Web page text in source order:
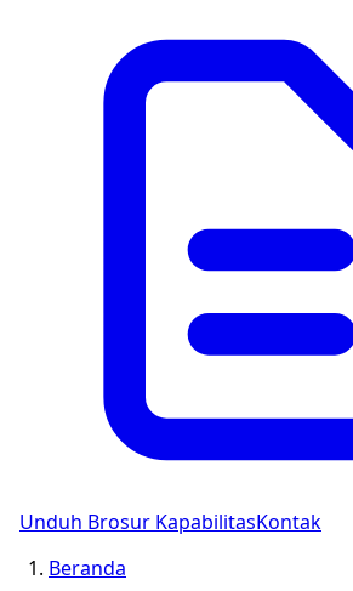
Unduh Brosur KapabilitasKontak
Beranda